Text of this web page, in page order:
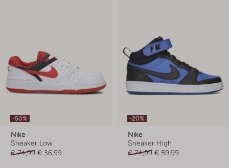
-50%
Nike
Sneaker Low
€ 74,99 € 36,99
-20%
Nike
Sneaker High
€ 74,99 € 59,99